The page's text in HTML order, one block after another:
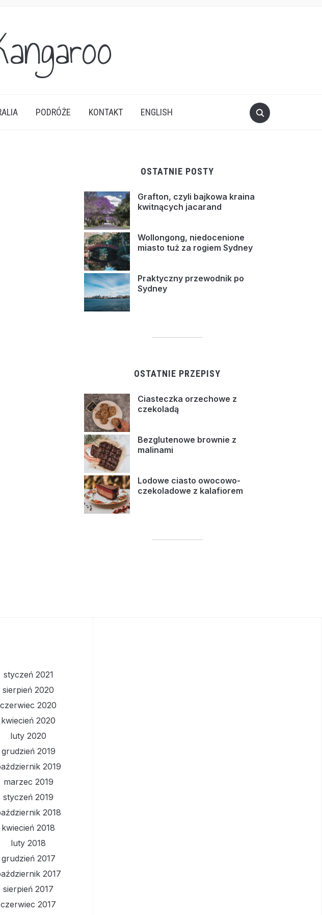
PODRÓŻE KONTAKT ENGLISH
OSTATNIE POSTY
Grafton, czyli bajkowa kraina
kwitnących jacarand
Wollongong, niedocenione
miasto tuż za rogiem Sydney
Praktyczny przewodnik po
Sydney
OSTATNIE PRZEPISY
Ciasteczka orzechowe z
czekoladą
Bezglutenowe brownie z
malinami
Lodowe ciasto owocowo-
czekoladowe z kalafiorem
styczeń 2021
sierpień 2020
czerwiec 2020
kwiecień 2020
luty 2020
grudzień 2019
2019
marzec 2019
styczeń 2019
2018
kwiecień 2018
luty 2018
grudzień 2017
2017
sierpień 2017
czerwiec 2017